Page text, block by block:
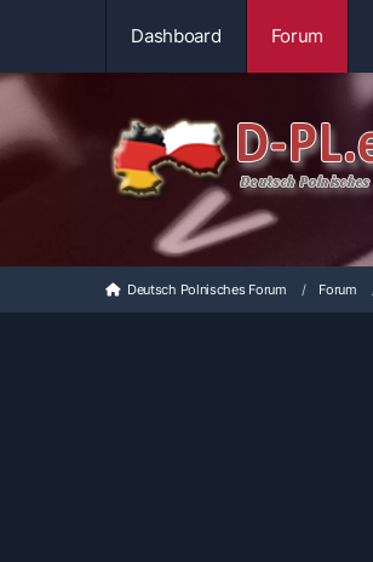
Dashboard Forum
Deutsch Polnisches Forum Forum